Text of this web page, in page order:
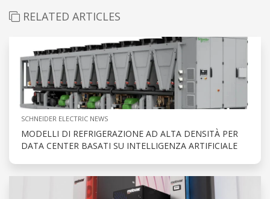
RELATED ARTICLES
SCHNEIDER ELECTRIC NEWS
MODELLI DI REFRIGERAZIONE AD ALTA DENSITÀ PER
DATA CENTER BASATI SU INTELLIGENZA ARTIFICIALE